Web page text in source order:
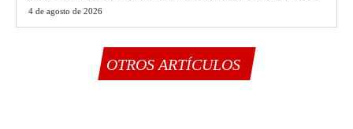
4 de agosto de 2026
OTROS ARTÍCULOS